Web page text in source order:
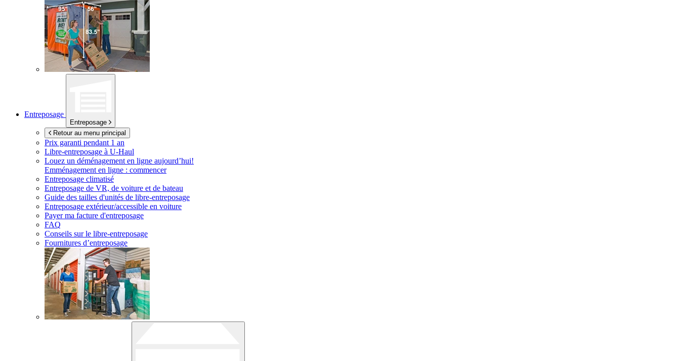
Entreposage
Entreposage
Retour au menu principal
Prix garanti pendant 1 an
Libre-entreposage à U-Haul
Louez un déménagement en ligne aujourd’hui!
Emménagement en ligne : commencer
Entreposage climatisé
Entreposage de VR, de voiture et de bateau
Guide des tailles d'unités de libre-entreposage
Entreposage extérieur/accessible en voiture
Payer ma facture d'entreposage
FAQ
Conseils sur le libre-entreposage
Fournitures d’entreposage